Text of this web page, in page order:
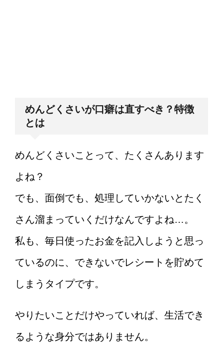
めんどくさいが口癖は直すべき？特徴
とは
めんどくさいことって、たくさんあります
よね？
でも、面倒でも、処理していかないとたく
さん溜まっていくだけなんですよね…。
私も、毎日使ったお金を記入しようと思っ
ているのに、できないでレシートを貯めて
しまうタイプです。
やりたいことだけやっていれば、生活でき
るような身分ではありません。